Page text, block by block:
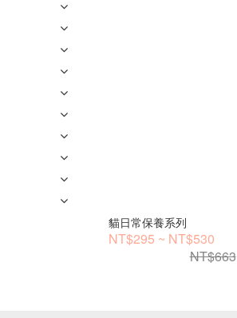
貓日常保養系列
NT$295 ~ NT$530
NT$663